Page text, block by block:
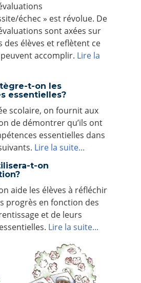
échec » est révolue. De
sont axées sur
des élèves et reflètent ce
accomplir. Lire la
t-on les
essentielles?
scolaire, on fournit aux
de démontrer qu’ils ont
essentielles dans
Lire la suite...
t-on
aide les élèves à réfléchir
progrès en fonction des
et de leurs
Lire la suite...